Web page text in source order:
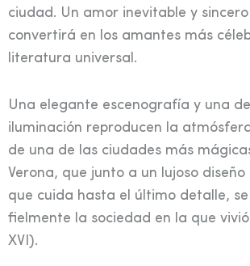
ciudad. Un amor inevitable y
convertirá en los amantes más
literatura universal.
Una elegante escenografía y una
iluminación reproducen la
de una de las ciudades más
Verona, que junto a un lujoso
que cuida hasta el último detalle,
fielmente la sociedad en la que
XVI).